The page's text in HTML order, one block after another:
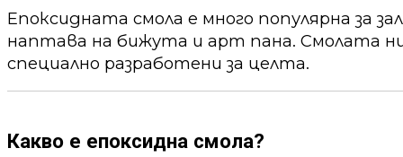
Епоксидната смола е много популярна за
наптава на бижута и арт пана. Смолата
специално разработени за целта.
Какво е епоксидна смола?